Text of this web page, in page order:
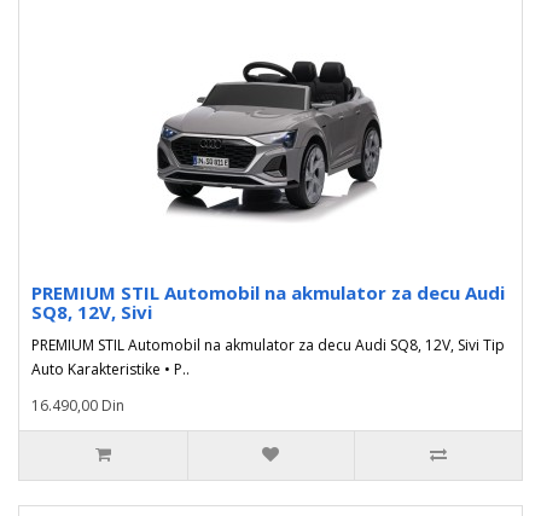
PREMIUM STIL Automobil na akmulator za decu Audi
SQ8, 12V, Sivi
PREMIUM STIL Automobil na akmulator za decu Audi SQ8, 12V, Sivi Tip
Auto Karakteristike • P..
16.490,00 Din